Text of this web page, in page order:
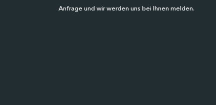
Anfrage und wir werden uns bei Ihnen melden.